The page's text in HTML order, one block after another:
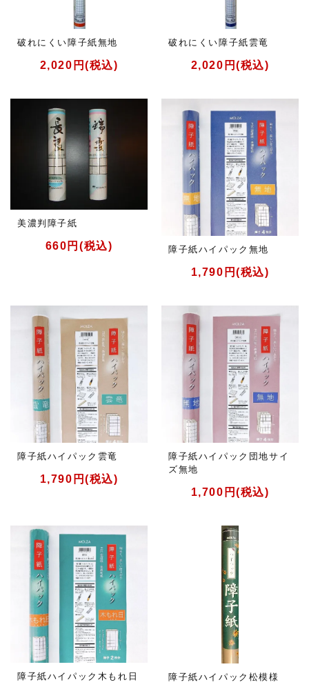
破れにくい障子紙無地
2,020円(税込)
破れにくい障子紙雲竜
2,020円(税込)
美濃判障子紙
660円(税込) 障子紙ハイパック無地
1,790円(税込)
障子紙ハイパック雲竜
1,790円(税込)
障子紙ハイパック団地サイ
ズ無地
1,700円(税込)
障子紙ハイパック木もれ日 障子紙ハイパック松模様